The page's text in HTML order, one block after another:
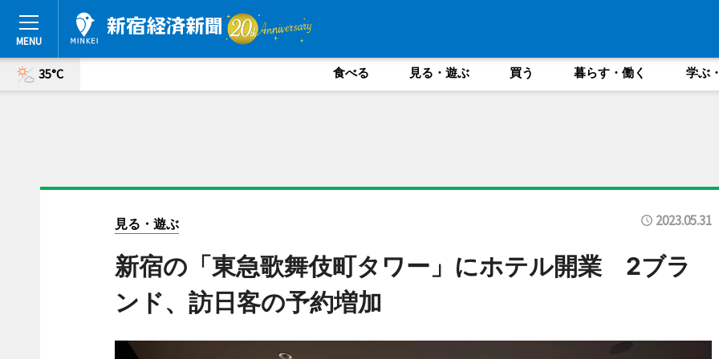
35°C 食べる 見る・遊ぶ 買う 暮らす・働く 学ぶ
見る・遊ぶ 2023.05.31
新宿の「東急歌舞伎町タワー」にホテル開業 2ブラ
ンド、訪日客の予約増加